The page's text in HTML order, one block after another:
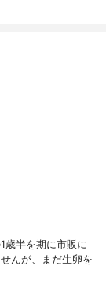
歳半を期に市販に
んが、まだ生卵を